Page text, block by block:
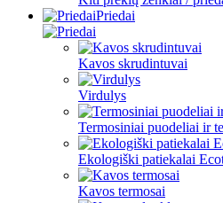
Priedai
Kavos skrudintuvai
Virdulys
Termosiniai puodeliai ir
Ekologiški patiekalai
Kavos termosai